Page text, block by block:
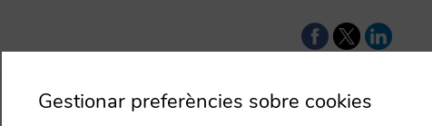
Gestionar preferències sobre cookies